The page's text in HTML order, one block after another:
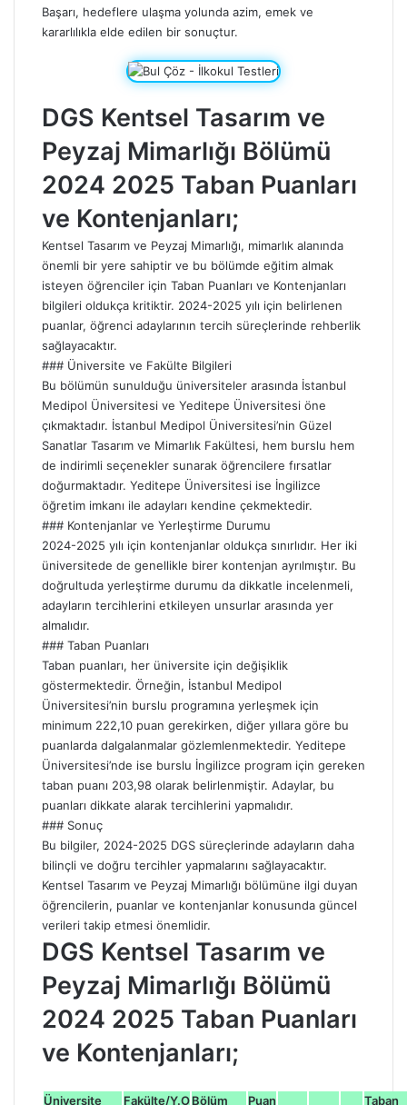
Başarı, hedeflere ulaşma yolunda azim, emek ve
kararlılıkla elde edilen bir sonuçtur.
DGS Kentsel Tasarım ve
Peyzaj Mimarlığı Bölümü
2024 2025 Taban Puanları
ve Kontenjanları;
Kentsel Tasarım ve Peyzaj Mimarlığı, mimarlık alanında
önemli bir yere sahiptir ve bu bölümde eğitim almak
isteyen öğrenciler için Taban Puanları ve Kontenjanları
bilgileri oldukça kritiktir. 2024-2025 yılı için belirlenen
puanlar, öğrenci adaylarının tercih süreçlerinde rehberlik
sağlayacaktır.
### Üniversite ve Fakülte Bilgileri
Bu bölümün sunulduğu üniversiteler arasında İstanbul
Medipol Üniversitesi ve Yeditepe Üniversitesi öne
çıkmaktadır. İstanbul Medipol Üniversitesi’nin Güzel
Sanatlar Tasarım ve Mimarlık Fakültesi, hem burslu hem
de indirimli seçenekler sunarak öğrencilere fırsatlar
doğurmaktadır. Yeditepe Üniversitesi ise İngilizce
öğretim imkanı ile adayları kendine çekmektedir.
### Kontenjanlar ve Yerleştirme Durumu
2024-2025 yılı için kontenjanlar oldukça sınırlıdır. Her iki
üniversitede de genellikle birer kontenjan ayrılmıştır. Bu
doğrultuda yerleştirme durumu da dikkatle incelenmeli,
adayların tercihlerini etkileyen unsurlar arasında yer
almalıdır.
### Taban Puanları
Taban puanları, her üniversite için değişiklik
göstermektedir. Örneğin, İstanbul Medipol
Üniversitesi’nin burslu programına yerleşmek için
minimum 222,10 puan gerekirken, diğer yıllara göre bu
puanlarda dalgalanmalar gözlemlenmektedir. Yeditepe
Üniversitesi’nde ise burslu İngilizce program için gereken
taban puanı 203,98 olarak belirlenmiştir. Adaylar, bu
puanları dikkate alarak tercihlerini yapmalıdır.
### Sonuç
Bu bilgiler, 2024-2025 DGS süreçlerinde adayların daha
bilinçli ve doğru tercihler yapmalarını sağlayacaktır.
Kentsel Tasarım ve Peyzaj Mimarlığı bölümüne ilgi duyan
öğrencilerin, puanlar ve kontenjanlar konusunda güncel
verileri takip etmesi önemlidir.
DGS Kentsel Tasarım ve
Peyzaj Mimarlığı Bölümü
2024 2025 Taban Puanları
ve Kontenjanları;
Üniversite Fakülte/Y.OBölüm Puan Taban